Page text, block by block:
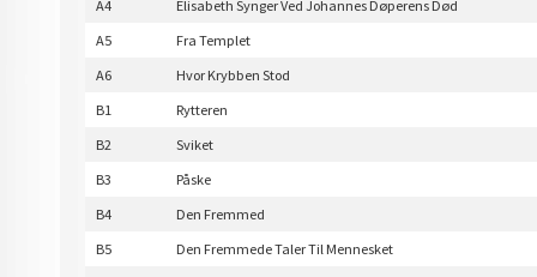
A4
Elisabeth Synger Ved Johannes Døperens Død
A5
Fra Templet
A6
Hvor Krybben Stod
B1
Rytteren
B2
Sviket
B3
Påske
B4
Den Fremmed
B5
Den Fremmede Taler Til Mennesket